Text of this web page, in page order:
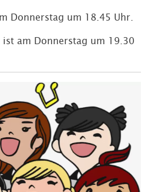
Donnerstag um 18.45 Uhr.
ist am Donnerstag um 19.30